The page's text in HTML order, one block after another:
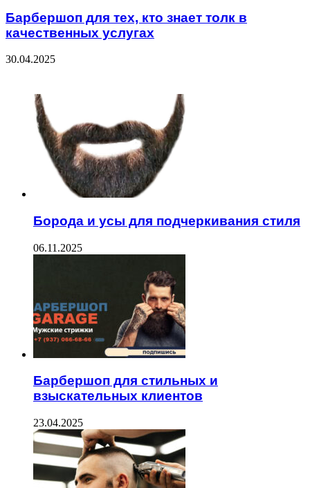
Барбершоп для тех, кто знает толк в
качественных услугах
30.04.2025
Борода и усы для подчеркивания стиля
06.11.2025
Барбершоп для стильных и
взыскательных клиентов
23.04.2025